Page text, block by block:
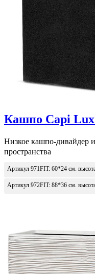
Кашпо Capi Lux
Низкое кашпо-дивайдер
пространства
Артикул 971FIT: 60*24 см.
Артикул 972FIT: 88*36 см.